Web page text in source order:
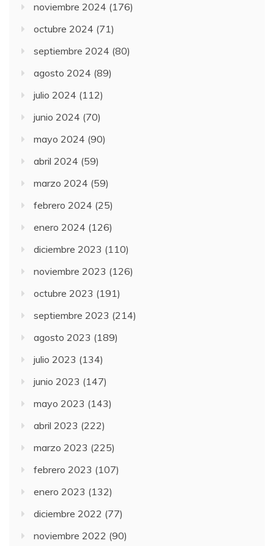
noviembre 2024 (176)
octubre 2024 (71)
septiembre 2024 (80)
agosto 2024 (89)
julio 2024 (112)
junio 2024 (70)
mayo 2024 (90)
abril 2024 (59)
marzo 2024 (59)
febrero 2024 (25)
enero 2024 (126)
diciembre 2023 (110)
noviembre 2023 (126)
octubre 2023 (191)
septiembre 2023 (214)
agosto 2023 (189)
julio 2023 (134)
junio 2023 (147)
mayo 2023 (143)
abril 2023 (222)
marzo 2023 (225)
febrero 2023 (107)
enero 2023 (132)
diciembre 2022 (77)
noviembre 2022 (90)